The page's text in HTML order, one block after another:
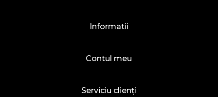
Informatii
Contul meu
Serviciu clienți